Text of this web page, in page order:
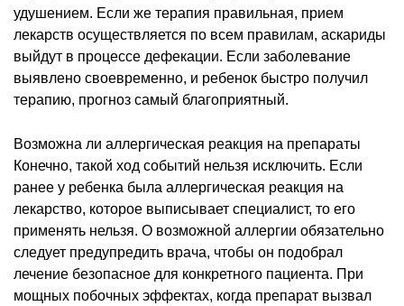
удушением. Если же терапия правильная, прием
лекарств осуществляется по всем правилам, аскариды
выйдут в процессе дефекации. Если заболевание
выявлено своевременно, и ребенок быстро получил
терапию, прогноз самый благоприятный.
Возможна ли аллергическая реакция на препараты
Конечно, такой ход событий нельзя исключить. Если
ранее у ребенка была аллергическая реакция на
лекарство, которое выписывает специалист, то его
применять нельзя. О возможной аллергии обязательно
следует предупредить врача, чтобы он подобрал
лечение безопасное для конкретного пациента. При
мощных побочных эффектах, когда препарат вызвал